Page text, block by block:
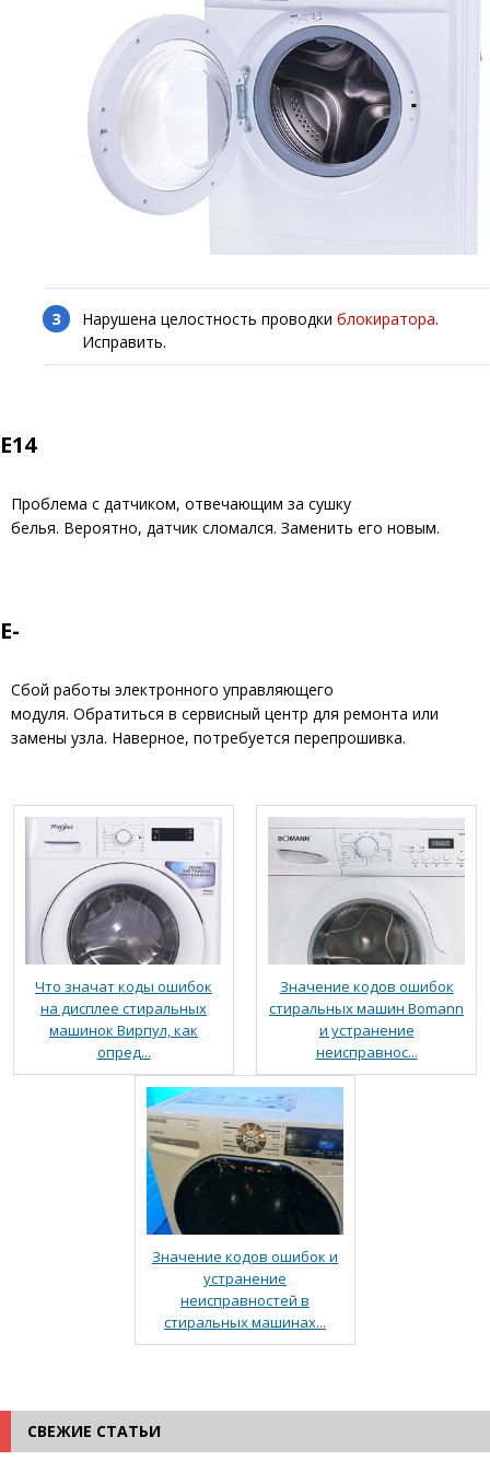
Нарушена целостность проводки блокиратора.
Исправить.
E14
Проблема с датчиком, отвечающим за сушку
белья. Вероятно, датчик сломался. Заменить его новым.
E-
Сбой работы электронного управляющего
модуля. Обратиться в сервисный центр для ремонта или
замены узла. Наверное, потребуется перепрошивка.
Что значат коды ошибок
на дисплее стиральных
машинок Вирпул, как
опред...
Значение кодов ошибок
стиральных машин Bomann
и устранение
неисправнос...
Значение кодов ошибок и
устранение
неисправностей в
стиральных машинах...
СВЕЖИЕ СТАТЬИ